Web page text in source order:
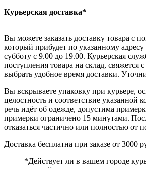
Курьерская доставка*
Вы можете заказать доставку товара с
который прибудет по указанному
субботу с 9.00 до 19.00. Курьерская
поступления товара на склад, свяжется
выбрать удобное время доставки.
Вы вскрываете упаковку при курьере,
целостность и соответствие указанной
речь идёт об одежде, допустима
примерки ограничено 15 минутами.
отказаться частично или полностью от
Доставка бесплатна при заказе от 3000
*Действует ли в вашем городе